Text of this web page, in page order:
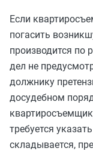
Если
погасить
производится по
дел не
должнику
досудебном
требуется
складывается,